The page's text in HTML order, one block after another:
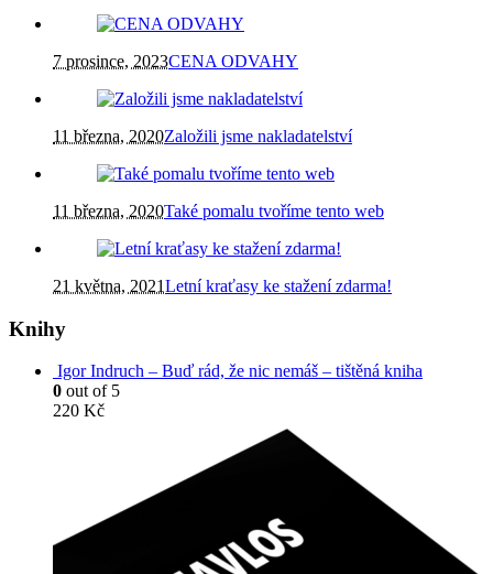
7 prosince, 2023CENA ODVAHY
11 března, 2020Založili jsme nakladatelství
11 března, 2020Také pomalu tvoříme tento web
21 května, 2021Letní kraťasy ke stažení zdarma!
Knihy
Igor Indruch – Buď rád, že nic nemáš – tištěná kniha
0 out of 5
220 Kč